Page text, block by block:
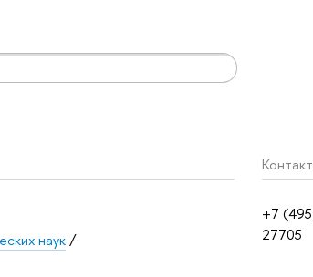
+7
27705
наук/